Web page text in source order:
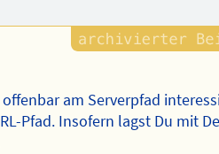
am Serverpfad
Pfad. Insofern lagst Du mit